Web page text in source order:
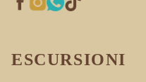
ESCURSIONI